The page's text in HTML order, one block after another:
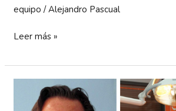
equipo /Alejandro Pascual
Leer más »
Alejandro